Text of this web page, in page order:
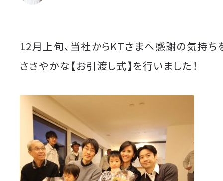
12月上旬、当社からKTさまへ感謝の気持ち
ささやかな【お引渡し式】を行いました！